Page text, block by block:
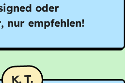
oder
nur empfehlen!